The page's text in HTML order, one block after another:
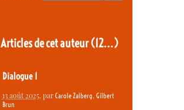
Articles de cet auteur(12…)
Dialogue 1
13 août 2025, par Carole Zalberg, Gilbert
Brun